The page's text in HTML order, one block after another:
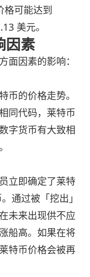
格可能达到
美元。
因素
面因素的影响：
币的价格走势。
同代码，莱特币
字货币有大致相
立即确定了莱特
通过被「挖出」
未来出现供不应
船高。如果在将
特币价格会被再